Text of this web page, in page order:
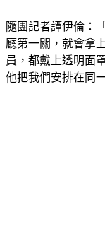
隨團記者譚伊倫：
廳第一關，就會拿
員，都戴上透明面
他把我們安排在同